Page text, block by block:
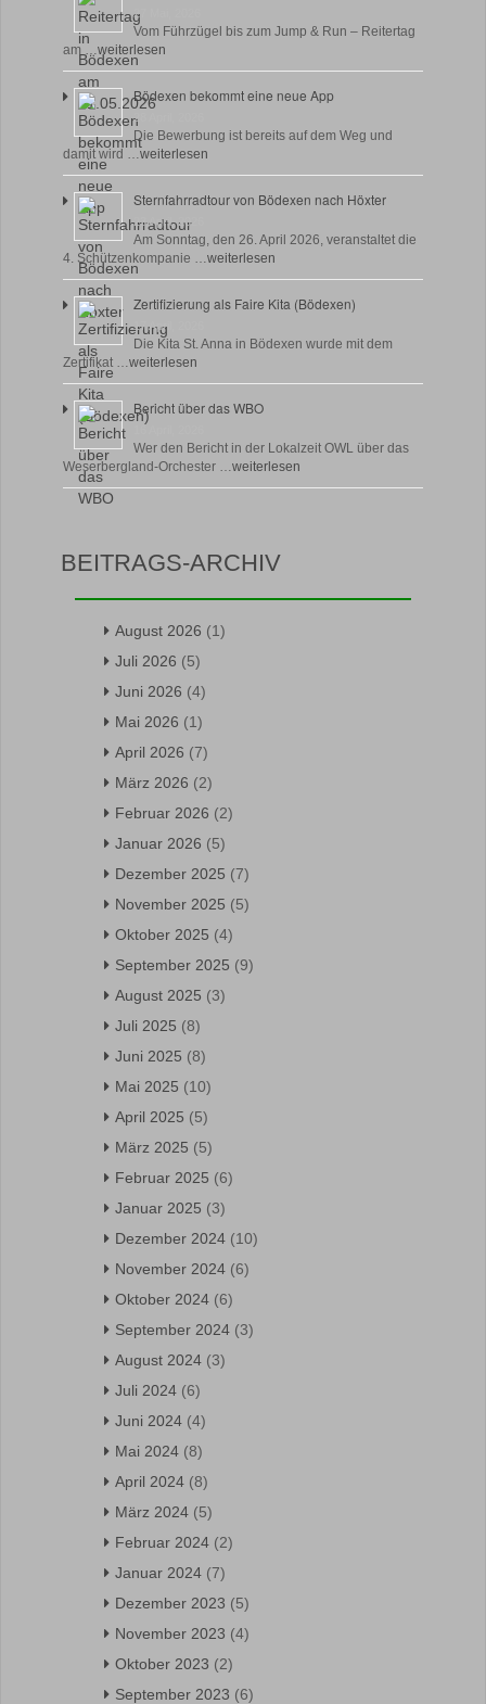
27 Mai, 2026
Vom Führzügel bis zum Jump & Run – Reitertag
am …weiterlesen
Bödexen bekommt eine neue App
28 April, 2026
Die Bewerbung ist bereits auf dem Weg und
damit wird …weiterlesen
Sternfahrradtour von Bödexen nach Höxter
23 April, 2026
Am Sonntag, den 26. April 2026, veranstaltet die
4. Schützenkompanie …weiterlesen
Zertifizierung als Faire Kita (Bödexen)
17 April, 2026
Die Kita St. Anna in Bödexen wurde mit dem
Zertifikat …weiterlesen
Bericht über das WBO
Wer den Bericht in der Lokalzeit OWL über das
Weserbergland-Orchester …weiterlesen
BEITRAGS-ARCHIV
August 2026 (1)
Juli 2026 (5)
Juni 2026 (4)
Mai 2026 (1)
April 2026 (7)
März 2026 (2)
Februar 2026 (2)
Januar 2026 (5)
Dezember 2025 (7)
November 2025 (5)
Oktober 2025 (4)
September 2025 (9)
August 2025 (3)
Juli 2025 (8)
Juni 2025 (8)
Mai 2025 (10)
April 2025 (5)
März 2025 (5)
Februar 2025 (6)
Januar 2025 (3)
Dezember 2024 (10)
November 2024 (6)
Oktober 2024 (6)
September 2024 (3)
August 2024 (3)
Juli 2024 (6)
Juni 2024 (4)
Mai 2024 (8)
April 2024 (8)
März 2024 (5)
Februar 2024 (2)
Januar 2024 (7)
Dezember 2023 (5)
November 2023 (4)
Oktober 2023 (2)
September 2023 (6)